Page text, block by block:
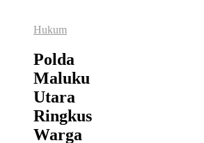
Hukum
Polda
Maluku
Utara
Ringkus
Warga